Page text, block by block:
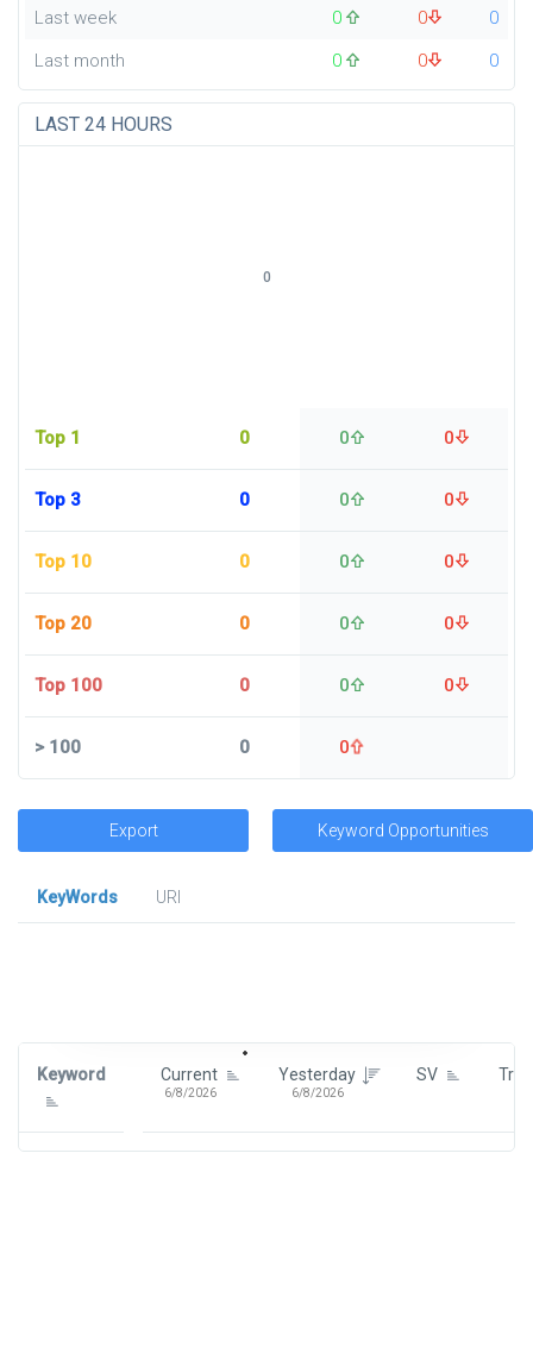
Last week
0 0
0
Last month
0 0 0
LAST 24 HOURS
Top 1 0 0 0
Top 3 0 0 0
Top 10 0 0 0
Top 20 0 0 0
Top 100 0 0 0
>100 0 0
0
Export Keyword Opportunities
KeyWords
URl
Keyword Current
6/8/2026
Yesterday
6/8/2026
SV